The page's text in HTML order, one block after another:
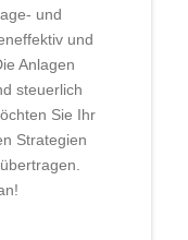
und
und
Anlagen
steuerlich
Sie Ihr
Strategien